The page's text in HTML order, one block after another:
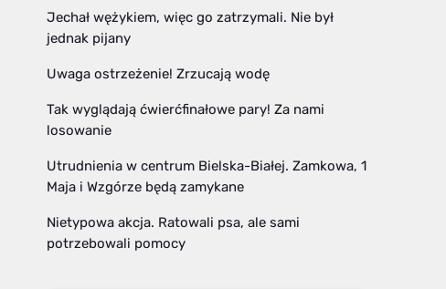
Jechał wężykiem, więc go zatrzymali. Nie był
jednak pijany
Uwaga ostrzeżenie! Zrzucają wodę
Tak wyglądają ćwierćfinałowe pary! Za nami
losowanie
Utrudnienia w centrum Bielska-Białej. Zamkowa, 1
Maja i Wzgórze będą zamykane
Nietypowa akcja. Ratowali psa, ale sami
potrzebowali pomocy